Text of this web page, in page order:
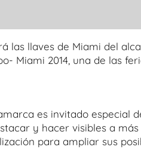
las llaves de Miami del
Miami 2014, una de las
es invitado especial
y hacer visibles a
para ampliar sus